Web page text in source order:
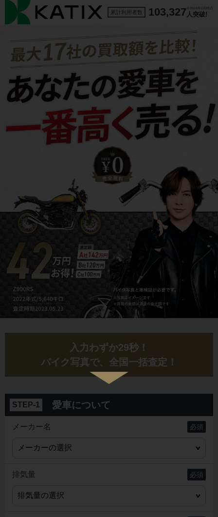
累計利用者数 103,327 ※2024年2月時点
人突破!
入力わずか29秒！
バイク写真で、全国一括査定！
STEP-1 愛車について
メーカー名
排気量